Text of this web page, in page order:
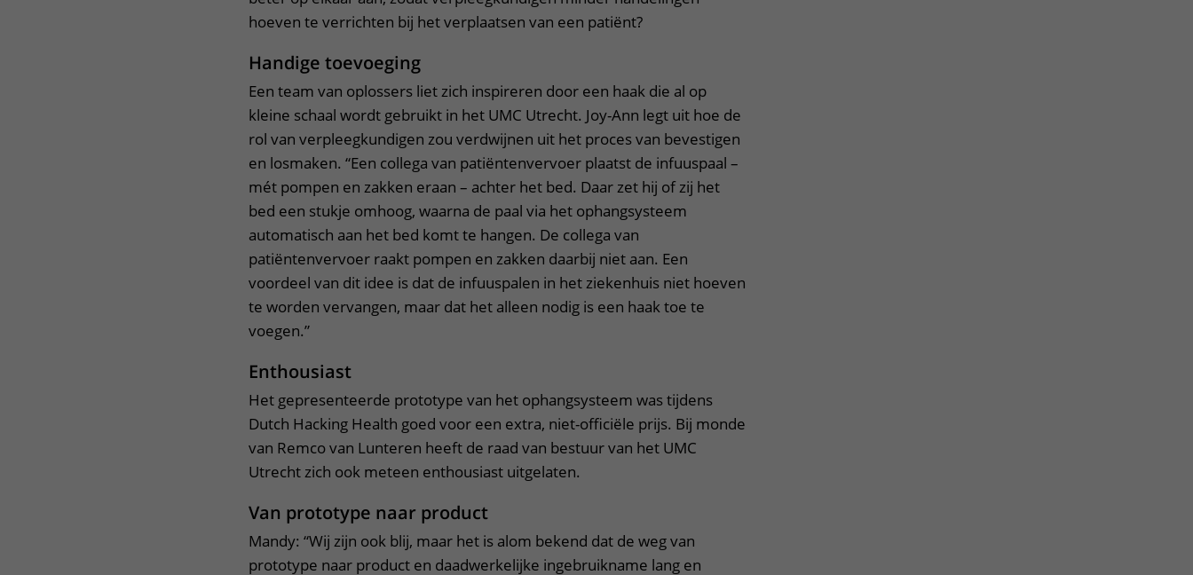
hoeven te verrichten bij het verplaatsen van een patiënt?
Handige toevoeging
Een team van oplossers liet zich inspireren door een haak die al op
kleine schaal wordt gebruikt in het UMC Utrecht. Joy-Ann legt uit hoe de
rol van verpleegkundigen zou verdwijnen uit het proces van bevestigen
en losmaken. “Een collega van patiëntenvervoer plaatst de infuuspaal –
mét pompen en zakken eraan – achter het bed. Daar zet hij of zij het
bed een stukje omhoog, waarna de paal via het ophangsysteem
automatisch aan het bed komt te hangen. De collega van
patiëntenvervoer raakt pompen en zakken daarbij niet aan. Een
voordeel van dit idee is dat de infuuspalen in het ziekenhuis niet hoeven
te worden vervangen, maar dat het alleen nodig is een haak toe te
voegen.”
Enthousiast
Het gepresenteerde prototype van het ophangsysteem was tijdens
Dutch Hacking Health goed voor een extra, niet-officiële prijs. Bij monde
van Remco van Lunteren heeft de raad van bestuur van het UMC
Utrecht zich ook meteen enthousiast uitgelaten.
Van prototype naar product
Mandy: “Wij zijn ook blij, maar het is alom bekend dat de weg van
prototype naar product en daadwerkelijke ingebruikname lang en